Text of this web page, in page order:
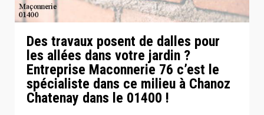
Des travaux posent de dalles pour
les allées dans votre jardin ?
Entreprise Maconnerie 76 c’est le
spécialiste dans ce milieu à Chanoz
Chatenay dans le 01400 !